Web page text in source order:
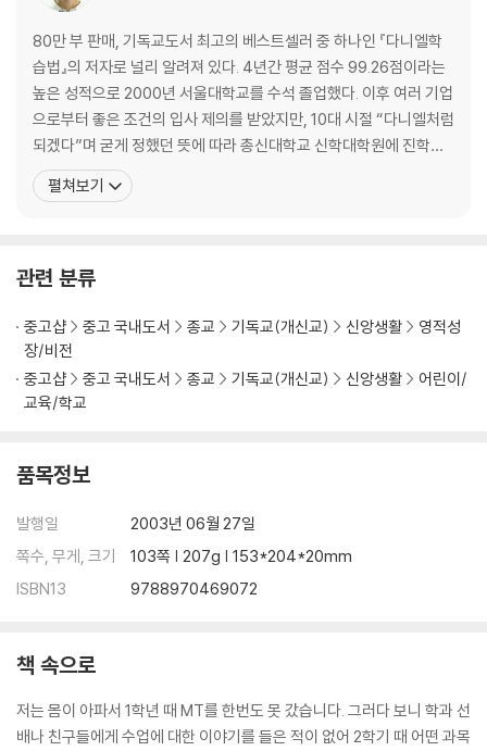
4장 세상 사람보다 더 열심히!
5장 무엇이든 철저하게!
6장 공부보다 중요한 것
7장 스카이스쿨 공부방
3부 여러분은 이렇게 공부하세요
철저한 성경일기와 신앙훈련을 바탕으로 효과적인 시간관리를 해서 초등
9장 어린이 다니엘 학습 십계명
80만 부 판매, 기독교도서 최고의 베스트셀러 중 하나인 『다니엘학
습법』의 저자로 널리 알려져 있다. 4년간 평균 점수 99.26점이라는
높은 성적으로 2000년 서울대학교를 수석 졸업했다. 이후 여러 기업
으로부터 좋은 조건의 입사 제의를 받았지만, 10대 시절 “다니엘처럼
되겠다”며 굳게 정했던 뜻에 따라 총신대학교 신학대학원에 진학했
으며, 서울대학교 교육학과 박사과정을 수료했다. 퇴행성 디스크라
는 병을 가진 채 기도와 인내로 하나님을 의지하여 성실하게 공부했
펼쳐보기
관련 분류
중고샵 중고 국내도서 종교 기독교(개신교) 신앙생활
영적성
장/비전
중고샵
중고 국내도서 종교 기독교(개신교) 신앙생활
어린이/
교육/학교
품목정보
발행일
2003년 06월 27일
쪽수, 무게, 크기
103쪽 | 207g | 153*204*20mm
ISBN13
9788970469072
책 속으로
저는 몸이 아파서 1학년 때 MT를 한번도 못 갔습니다. 그러다 보니 학과 선
배나 친구들에게 수업에 대한 이야기를 들은 적이 없어 2학기 때 어떤 과목